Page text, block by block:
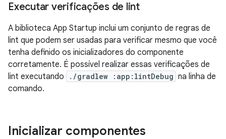
Executar verificações de lint
A biblioteca App Startup inclui um conjunto de regras de
lint que podem ser usadas para verificar mesmo que você
tenha definido os inicializadores do componente
corretamente. É possível realizar essas verificações de
lint executando
./gradlew :app:lintDebug na linha de
comando.
Inicializar componentes